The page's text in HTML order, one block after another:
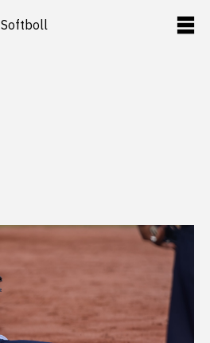
Softboll